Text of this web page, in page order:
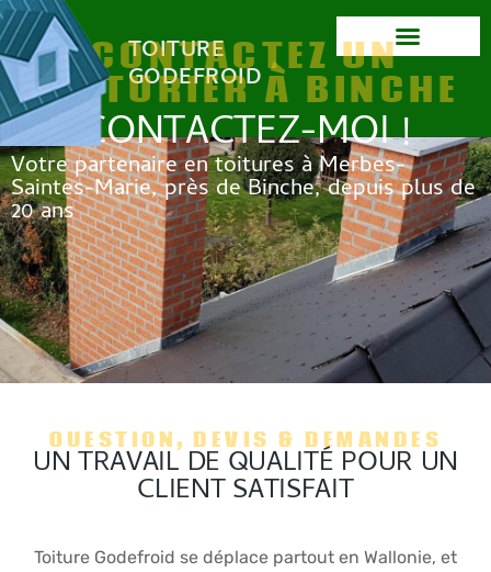
TOITURE
GODEFROID
CONTACTEZ UN
TOITURIER À BINCHE
CONTACTEZ-MOI !
Votre partenaire en toitures à Merbes-
Saintes-Marie, près de Binche, depuis plus de
20 ans
QUESTION, DEVIS & DEMANDES
UN TRAVAIL DE QUALITÉ POUR UN
CLIENT SATISFAIT
Toiture Godefroid se déplace partout en Wallonie, et